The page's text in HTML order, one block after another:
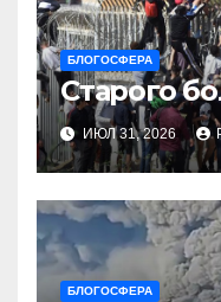
БЛОГОСФЕРА
Старого
ИЮЛ 31, 2026
БЛОГОСФЕРА